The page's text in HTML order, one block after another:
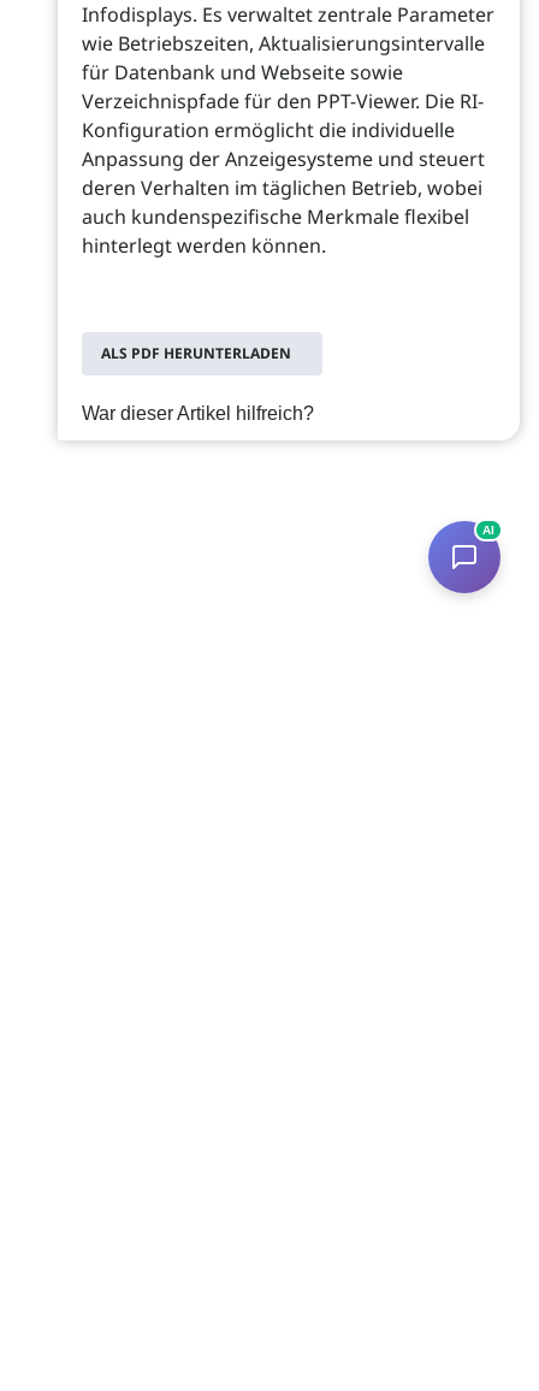
Infodisplays. Es verwaltet zentrale Parameter
wie Betriebszeiten, Aktualisierungsintervalle
für Datenbank und Webseite sowie
Verzeichnispfade für den PPT-Viewer. Die RI-
Konfiguration ermöglicht die individuelle
Anpassung der Anzeigesysteme und steuert
deren Verhalten im täglichen Betrieb, wobei
auch kundenspezifische Merkmale flexibel
hinterlegt werden können.
ALS PDF HERUNTERLADEN
War dieser Artikel hilfreich?
AI